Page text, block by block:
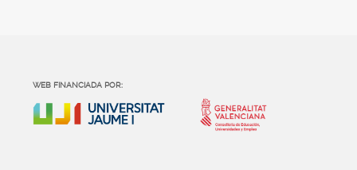
WEB FINANCIADA POR: